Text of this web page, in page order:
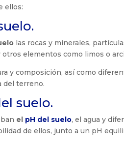
ellos:
las rocas y minerales,
elementos como limos o
y composición, así como
del terreno.
suelo.
el pH del suelo, el agua y
de ellos, junto a un pH